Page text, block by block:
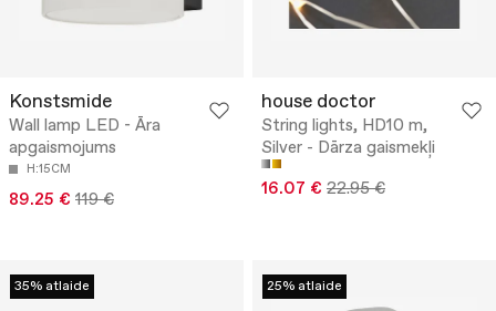
Konstsmide
Wall lamp LED - Āra
apgaismojums
H:15CM
89.25 € 119 €
house doctor
String lights, HD10 m,
Silver - Dārza gaismekļi
16.07 € 22.95 €
35% atlaide 25% atlaide